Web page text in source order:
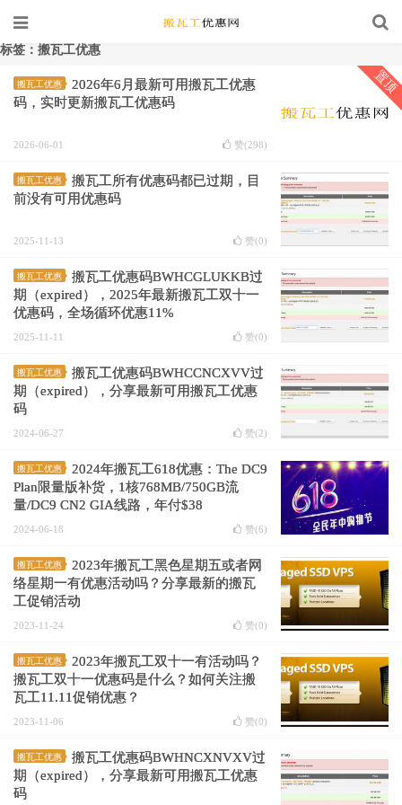
标签：搬瓦工优惠
搬瓦工优惠
2026年6月最新可用搬瓦工优惠
码，实时更新搬瓦工优惠码
置顶
2026-06-01 赞(298)
搬瓦工优惠
搬瓦工所有优惠码都已过期，目
前没有可用优惠码
2025-11-13 赞(0)
搬瓦工优惠
搬瓦工优惠码BWHCGLUKKB过
期（expired），2025年最新搬瓦工双十一
优惠码，全场循环优惠11%
2025-11-11 赞(0)
搬瓦工优惠
搬瓦工优惠码BWHCCNCXVV过
期（expired），分享最新可用搬瓦工优惠
码
2024-06-27 赞(2)
搬瓦工优惠
2024年搬瓦工618优惠：The DC9
Plan限量版补货，1核768MB/750GB流
量/DC9 CN2 GIA线路，年付$38
2024-06-18 赞(6)
搬瓦工优惠
2023年搬瓦工黑色星期五或者网
络星期一有优惠活动吗？分享最新的搬瓦
工促销活动
2023-11-24 赞(0)
搬瓦工优惠
2023年搬瓦工双十一有活动吗？
搬瓦工双十一优惠码是什么？如何关注搬
瓦工11.11促销优惠？
2023-11-06 赞(0)
搬瓦工优惠
搬瓦工优惠码BWHNCXNVXV过
期（expired），分享最新可用搬瓦工优惠
码